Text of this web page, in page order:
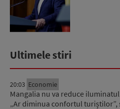
Ultimele stiri
20:03 Economie
Mangalia nu va reduce
„Ar diminua confortul